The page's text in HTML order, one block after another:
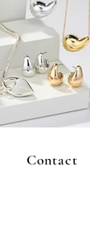
Contact